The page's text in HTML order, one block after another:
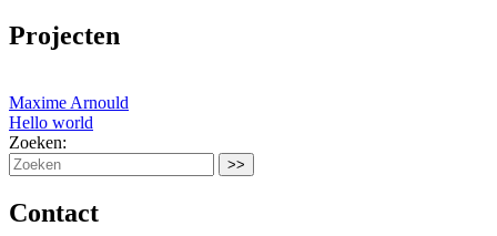
Projecten
Maxime Arnould
Hello world
Zoeken:
Contact